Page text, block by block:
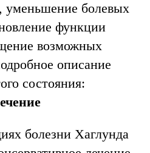
уменьшение болевых
функции
возможных
описание
состояния:
болезни Хаглунда